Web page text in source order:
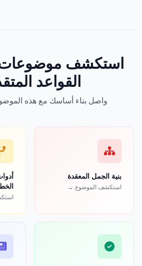
استكشف
القواعد
واصل بناء أساسك مع هذه
بنية الجمل المعقدة
استكشف الموضوع →